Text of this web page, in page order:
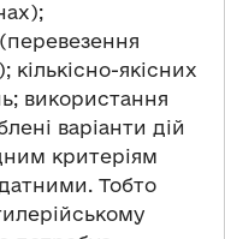
якісних
використання
варіанти дій
критеріям
Тобто